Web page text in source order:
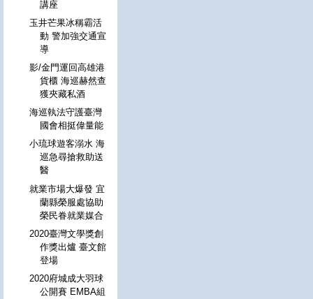
講座
玉井芒果冰稱霸活
動 警加強交通宣
導
影/金門運回高雄港
貨櫃 海巡赫然查
獲夾藏私酒
海巡執法守護臺灣
國會相挺偉量能
小琉球遊客溺水 海
巡急尋搶救助送
醫
就業市場大爆發 宜
蘭縣榮服處協助
榮民眷就業媒合
2020臺灣文學獎創
作獎出爐 臺文館
登場
2020府城成大羽球
公開賽 EMBA組